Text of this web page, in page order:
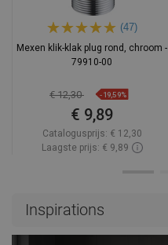
(47)
Mexen klik-klak plug rond, chroom -
79910-00
€ 12,30 -19,59%
€ 9,89
Catalogusprijs: € 12,30
Laagste prijs: € 9,89
Inspirations